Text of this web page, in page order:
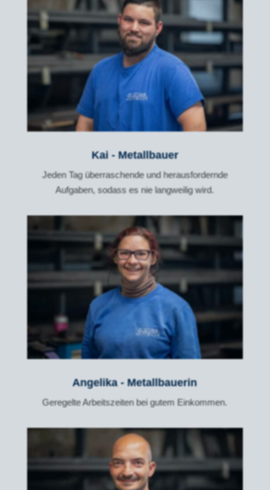
Kai - Metallbauer
Jeden Tag überraschende und herausfordernde
Aufgaben, sodass es nie langweilig wird.
Angelika - Metallbauerin
Geregelte Arbeitszeiten bei gutem Einkommen.